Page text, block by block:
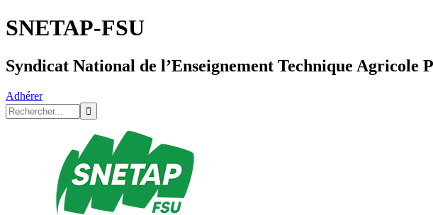
SNETAP-FSU
Syndicat National de l’Enseignement Technique Agricole
Adhérer